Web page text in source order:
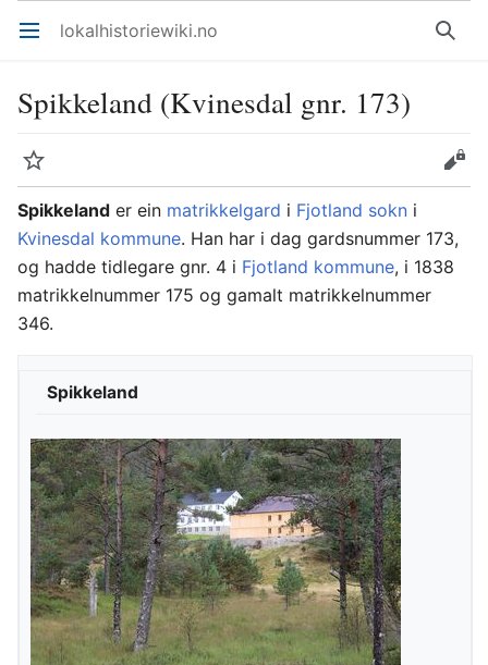
Åpne hovedmenyen lokalhistoriewiki.no Søk
Spikkeland (Kvinesdal gnr. 173)
Overvåk
Rediger
Spikkeland er ein matrikkelgard i Fjotland sokn i
Kvinesdal kommune. Han har i dag gardsnummer 173,
og hadde tidlegare gnr. 4 i Fjotland kommune, i 1838
matrikkelnummer 175 og gamalt matrikkelnummer
346.
Spikkeland